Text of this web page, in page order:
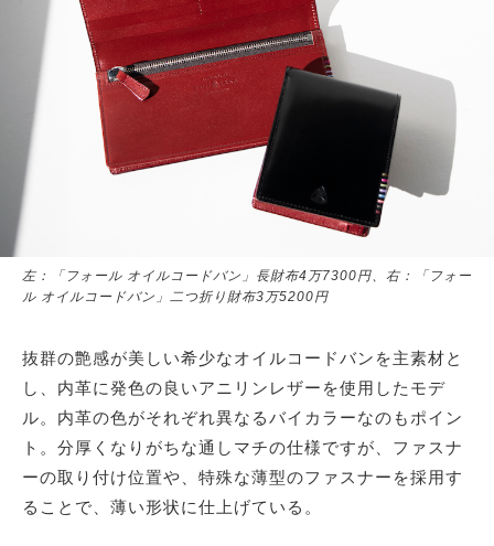
左：「フォール オイルコードバン」長財布4万7300円、右：「フォー
ル オイルコードバン」二つ折り財布3万5200円
抜群の艶感が美しい希少なオイルコードバンを主素材と
し、内革に発色の良いアニリンレザーを使用したモデ
ル。内革の色がそれぞれ異なるバイカラーなのもポイン
ト。分厚くなりがちな通しマチの仕様ですが、ファスナ
ーの取り付け位置や、特殊な薄型のファスナーを採用す
ることで、薄い形状に仕上げている。